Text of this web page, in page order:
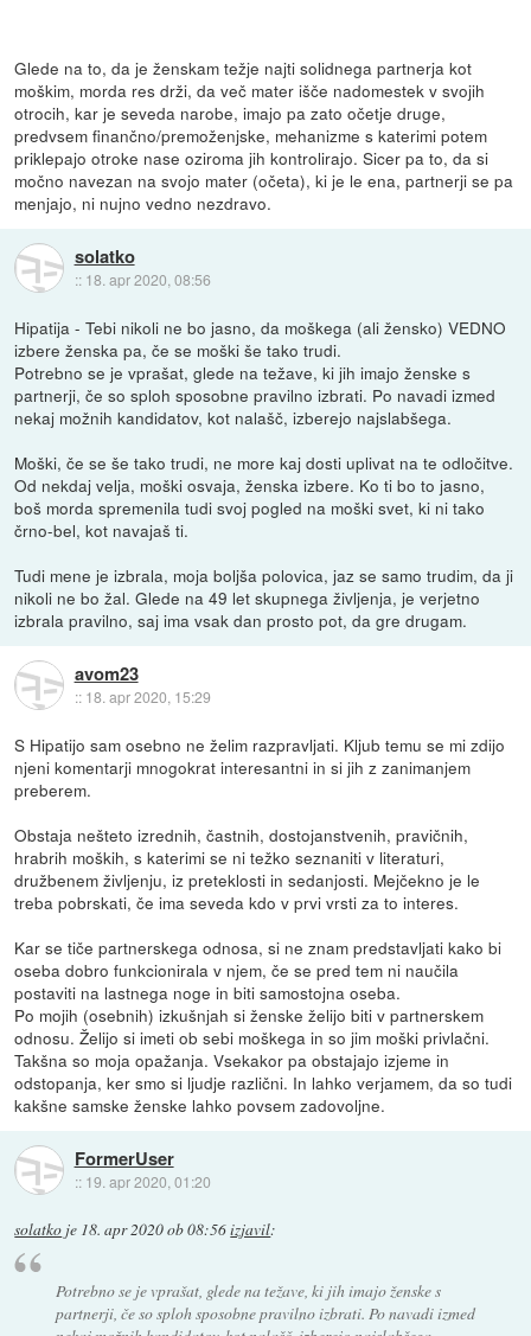
Glede na to, da je ženskam težje najti solidnega partnerja kot
moškim, morda res drži, da več mater išče nadomestek v svojih
otrocih, kar je seveda narobe, imajo pa zato očetje druge,
predvsem finančno/premoženjske, mehanizme s katerimi potem
priklepajo otroke nase oziroma jih kontrolirajo. Sicer pa to, da si
močno navezan na svojo mater (očeta), ki je le ena, partnerji se pa
menjajo, ni nujno vedno nezdravo.
solatko
:: 18. apr 2020, 08:56
Hipatija - Tebi nikoli ne bo jasno, da moškega (ali žensko) VEDNO
izbere ženska pa, če se moški še tako trudi.
Potrebno se je vprašat, glede na težave, ki jih imajo ženske s
partnerji, če so sploh sposobne pravilno izbrati. Po navadi izmed
nekaj možnih kandidatov, kot nalašč, izberejo najslabšega.
Moški, če se še tako trudi, ne more kaj dosti uplivat na te odločitve.
Od nekdaj velja, moški osvaja, ženska izbere. Ko ti bo to jasno,
boš morda spremenila tudi svoj pogled na moški svet, ki ni tako
črno-bel, kot navajaš ti.
Tudi mene je izbrala, moja boljša polovica, jaz se samo trudim, da ji
nikoli ne bo žal. Glede na 49 let skupnega življenja, je verjetno
izbrala pravilno, saj ima vsak dan prosto pot, da gre drugam.
avom23
:: 18. apr 2020, 15:29
S Hipatijo sam osebno ne želim razpravljati. Kljub temu se mi zdijo
njeni komentarji mnogokrat interesantni in si jih z zanimanjem
preberem.
Obstaja nešteto izrednih, častnih, dostojanstvenih, pravičnih,
hrabrih moških, s katerimi se ni težko seznaniti v literaturi,
družbenem življenju, iz preteklosti in sedanjosti. Mejčekno je le
treba pobrskati, če ima seveda kdo v prvi vrsti za to interes.
Kar se tiče partnerskega odnosa, si ne znam predstavljati kako bi
oseba dobro funkcionirala v njem, če se pred tem ni naučila
postaviti na lastnega noge in biti samostojna oseba.
Po mojih (osebnih) izkušnjah si ženske želijo biti v partnerskem
odnosu. Želijo si imeti ob sebi moškega in so jim moški privlačni.
Takšna so moja opažanja. Vsekakor pa obstajajo izjeme in
odstopanja, ker smo si ljudje različni. In lahko verjamem, da so tudi
kakšne samske ženske lahko povsem zadovoljne.
FormerUser
:: 19. apr 2020, 01:20
solatko je 18. apr 2020 ob 08:56izjavil:
Potrebno se je vprašat, glede na težave, ki jih imajo ženske s
partnerji, če so sploh sposobne pravilno izbrati. Po navadi izmed